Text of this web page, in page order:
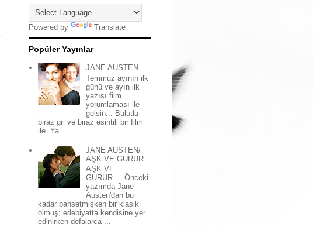
Powered by Translate
Popüler Yayınlar
JANE AUSTEN
Temmuz ayının ilk
günü ve ayın ilk
yazısı film
yorumlaması ile
gelsin... Bulutlu
biraz gri ve biraz esintili bir film
ile. Ya...
JANE AUSTEN/
AŞK VE GURUR
AŞK VE
GURUR... Önceki
yazımda Jane
Austen'dan bu
kadar bahsetmişken bir klasik
olmuş; edebiyatta kendisine yer
edinirken defalarca ...